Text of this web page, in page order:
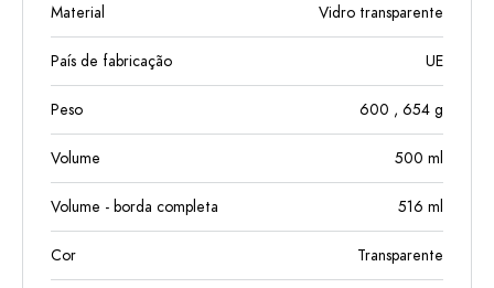
Material Vidro transparente
País de fabricação UE
Peso 600 , 654 g
Volume 500 ml
Volume - borda completa 516 ml
Cor Transparente